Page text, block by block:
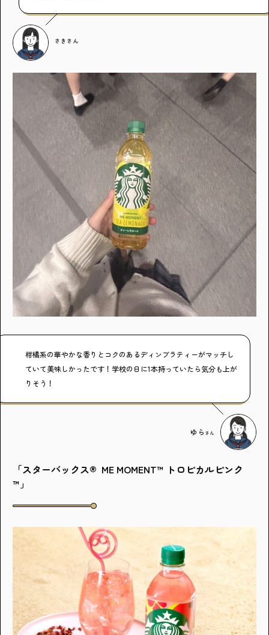
さき さん
柑橘系の華やかな香りとコクのあるディンブラティーがマッチし
ていて美味しかったです！学校の日に1本持っていたら気分も上が
りそう！
ゆら さん
「スターバックス® ME MOMENT™ トロピカルピンク
™」